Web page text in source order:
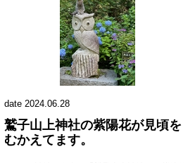
date 2024.06.28
鷲子山上神社の紫陽花が見頃を
むかえてます。